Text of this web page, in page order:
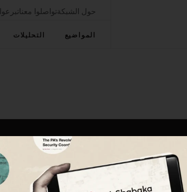
حول الشبكةتواصلوا معناتبرعوا
المواضيع التحليلات